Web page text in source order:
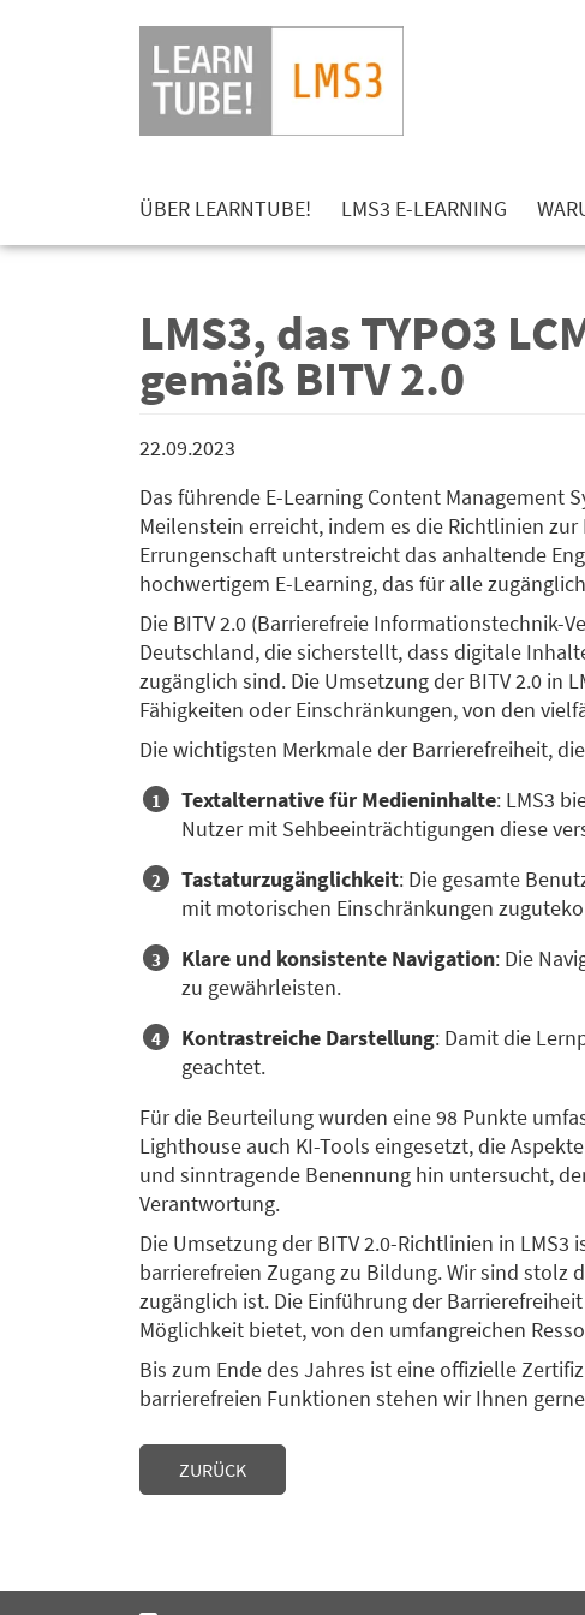
ÜBER LEARNTUBE! LMS3 E-LEARNING
LMS3, das TYPO3
gemäß BITV 2.0
22.09.2023
Das führende E-Learning Content Management
Meilenstein erreicht, indem es die Richtlinien
Errungenschaft unterstreicht das anhaltende
hochwertigem E-Learning, das für alle
Die BITV 2.0 (Barrierefreie Informationstechnik-
Deutschland, die sicherstellt, dass digitale
zugänglich sind. Die Umsetzung der BITV 2.0 in
Fähigkeiten oder Einschränkungen, von den
Die wichtigsten Merkmale der Barrierefreiheit,
Textalternative für Medieninhalte: LMS3
Nutzer mit Sehbeeinträchtigungen diese
Tastaturzugänglichkeit: Die gesamte
mit motorischen Einschränkungen
Klare und konsistente Navigation: Die
zu gewährleisten.
Kontrastreiche Darstellung: Damit die
geachtet.
Für die Beurteilung wurden eine 98 Punkte
Lighthouse auch KI-Tools eingesetzt, die
und sinntragende Benennung hin untersucht,
Verantwortung.
Die Umsetzung der BITV 2.0-Richtlinien in
barrierefreien Zugang zu Bildung. Wir sind stolz
zugänglich ist. Die Einführung der
Möglichkeit bietet, von den umfangreichen
Bis zum Ende des Jahres ist eine offizielle
barrierefreien Funktionen stehen wir Ihnen
ZURÜCK